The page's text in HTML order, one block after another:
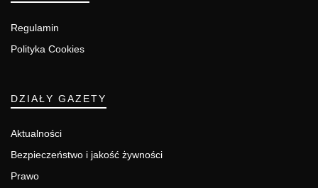
Regulamin
Polityka Cookies
DZIAŁY GAZETY
Aktualności
Bezpieczeństwo i jakość żywności
Prawo